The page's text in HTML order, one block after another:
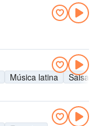
Música latina
Salsa